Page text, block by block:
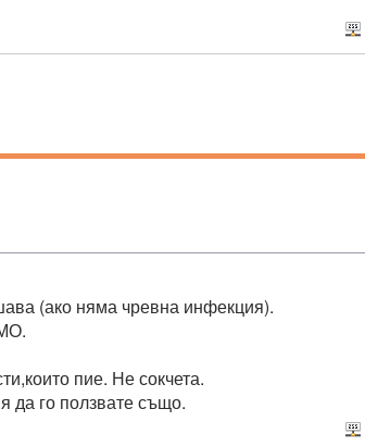
(ако няма чревна инфекция).
пие. Не сокчета.
да го ползвате също.